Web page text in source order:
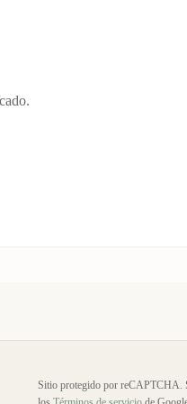
Sitio protegido por reCAPTCHA.